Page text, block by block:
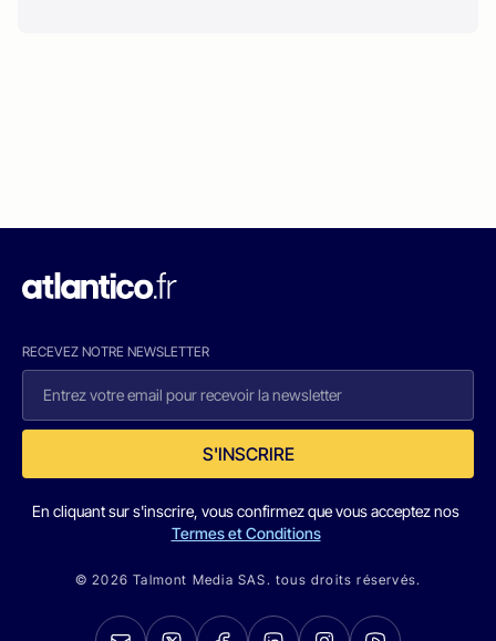
RECEVEZ NOTRE NEWSLETTER
S'INSCRIRE
En cliquant sur s'inscrire, vous confirmez que vous acceptez nos
Termes et Conditions
© 2026 Talmont Media SAS. tous droits réservés.